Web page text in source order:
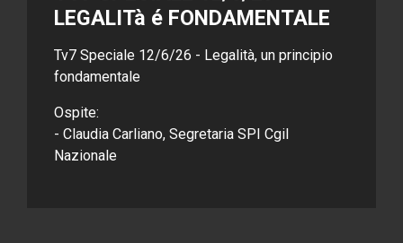
LEGALITà é FONDAMENTALE
Tv7 Speciale 12/6/26 - Legalità, un principio
fondamentale
Ospite:
- Claudia Carliano, Segretaria SPI Cgil
Nazionale